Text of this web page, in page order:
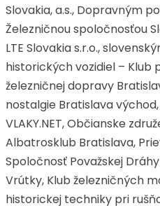
Slovakia, a.s., Dopravným
Železničnou spoločnosťou
LTE Slovakia s.r.o.,
historických vozidiel – Klub
železničnej dopravy
nostalgie Bratislava
VLAKY.NET, Občianske
Albatrosklub Bratislava,
Spoločnosť Považskej
Vrútky, Klub železničných
historickej techniky pri